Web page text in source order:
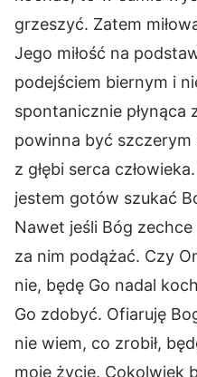
grzeszyć. Zatem
Jego miłość na
podejściem biernym i
spontanicznie płynąca
powinna być
z głębi serca
jestem gotów szukać
Nawet jeśli Bóg
za nim podążać. Czy
nie, będę Go nadal
Go zdobyć. Ofiaruję
nie wiem, co zrobił,
moje życie. Cokolwiek